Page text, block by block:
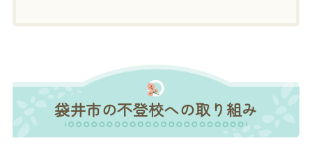
袋井市の不登校への取り組み